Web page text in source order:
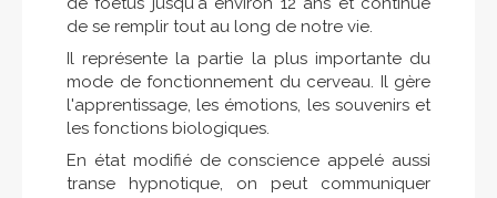
de se remplir tout au long de notre vie.
Il représente la partie la plus importante du
mode de fonctionnement du cerveau. Il gère
l'apprentissage, les émotions, les souvenirs et
les fonctions biologiques.
En état modifié de conscience appelé aussi
transe hypnotique, on peut communiquer